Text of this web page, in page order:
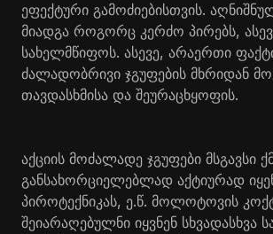
ეფექტური გამოძიებისთვის.
მიადგა როგორც კერძო პირებს,
სახელმწიფოს. ასევე, არაერთი
ძალადობრივი ჯგუფების მხრიდან
თავდასხმისა და შეურაცხყოფის.
აქციის მოძალადე ჯგუფები მსგავსი
განსახორციელებლად აქტიურად
პიროტექნიკას, ე.წ. მოლოტოვის
შეიარაღებულნი იყვნენ სხვადასხვა